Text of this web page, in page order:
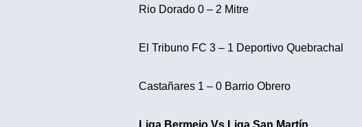
Rio Dorado 0 – 2 Mitre
El Tribuno FC 3 – 1 Deportivo Quebrachal
Castañares 1 – 0 Barrio Obrero
Liga Bermejo Vs Liga San Martín